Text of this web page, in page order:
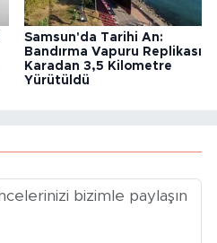
Samsun'da Tarihi An:
Bandırma Vapuru Replikası
Karadan 3,5 Kilometre
Yürütüldü